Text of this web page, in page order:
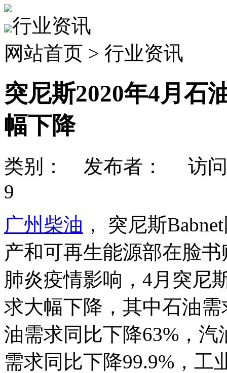
行业资讯
网站首页 > 行业资讯
突尼斯2020年4月石
幅下降
类别： 发布者： 访问
9
广州柴油 ， 突尼斯
产和可再生能源部在脸
肺炎疫情影响，4月突尼
求大幅下降，其中石油
油需求同比下降63%，
需求同比下降99.9%，工